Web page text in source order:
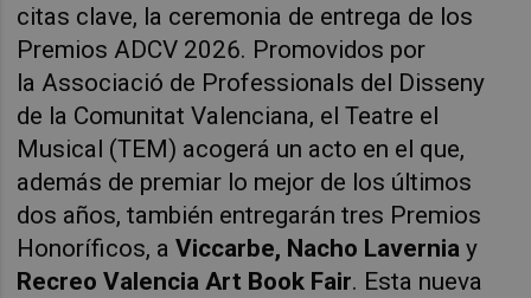
citas clave, la ceremonia de entrega de los
Premios ADCV 2026. Promovidos por
la Associació de Professionals del Disseny
de la Comunitat Valenciana, el Teatre el
Musical (TEM) acogerá un acto en el que,
además de premiar lo mejor de los últimos
dos años, también entregarántres Premios
Honoríficos, aViccarbe, Nacho Laverniay
Recreo Valencia Art Book Fair. Esta nueva